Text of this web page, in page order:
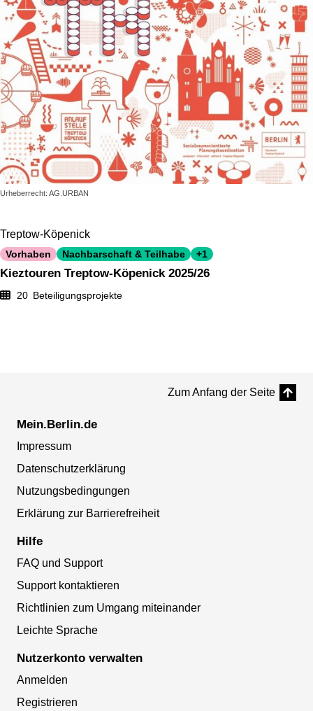
Urheberrecht: AG.URBAN
Treptow-Köpenick
Vorhaben Nachbarschaft & Teilhabe +1
Kieztouren Treptow-Köpenick 2025/26
20 Beteiligungsprojekte
Zum Anfang der Seite
Mein.Berlin.de
Impressum
Datenschutzerklärung
Nutzungsbedingungen
Erklärung zur Barrierefreiheit
Hilfe
FAQ und Support
Support kontaktieren
Richtlinien zum Umgang miteinander
Leichte Sprache
Nutzerkonto verwalten
Anmelden
Registrieren